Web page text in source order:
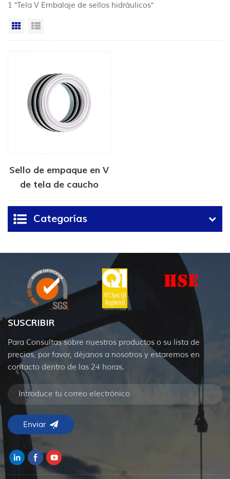
1 "Tela V Embalaje de sellos hidráulicos"
Vista en cuadrícula
Sello de empaque en V
de tela de caucho
hidráulico
Categorías
SUSCRIBIR
Para Consultas sobre nuestros productos o su lista de
precios, por favor, déjanos a nosotros y estaremos en
contacto dentro de las 24 horas.